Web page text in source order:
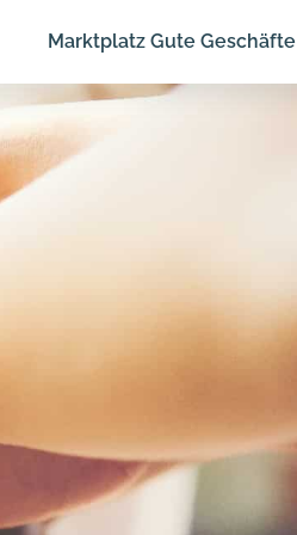
Marktplatz Gute Geschäfte